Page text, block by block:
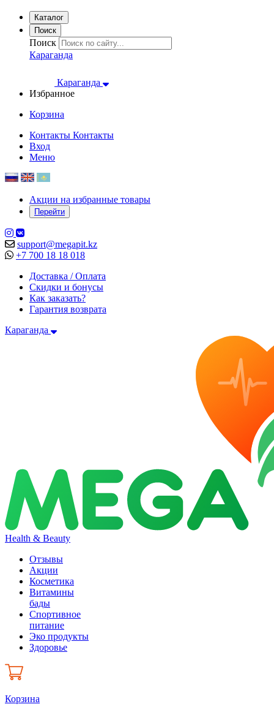
Каталог
Поиск
Поиск
Караганда
Караганда
Избранное
Корзина
Контакты Контакты
Вход
Меню
Акции на избранные товары
Перейти
support@megapit.kz
+7 700 18 18 018
Доставка / Оплата
Скидки и бонусы
Как заказать?
Гарантия возврата
Караганда
Health & Beauty
Отзывы
Акции
Косметика
Витамины
бады
Спортивное
питание
Эко продукты
Здоровье
Корзина